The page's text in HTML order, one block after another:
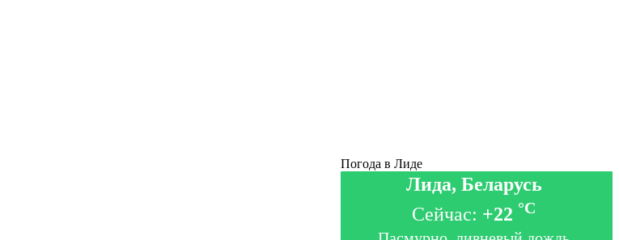
Погода в Лиде
Лида, Беларусь
Сейчас: +22 °C